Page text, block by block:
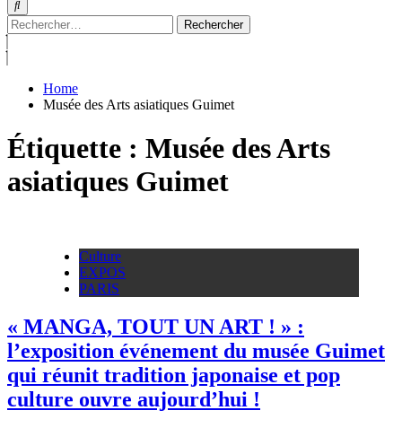
Rechercher :
Home
Musée des Arts asiatiques Guimet
Étiquette : Musée des Arts
asiatiques Guimet
Culture
EXPOS
PARIS
« MANGA, TOUT UN ART ! » :
l’exposition événement du musée Guimet
qui réunit tradition japonaise et pop
culture ouvre aujourd’hui !